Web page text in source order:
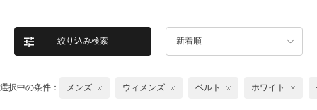
絞り込み検索 新着順
選択中の条件： メンズ ウィメンズ ベルト ホワイト